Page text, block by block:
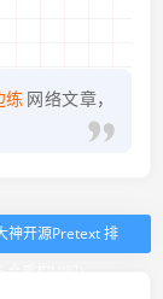
练 网络文章，
神开源Pretext 排